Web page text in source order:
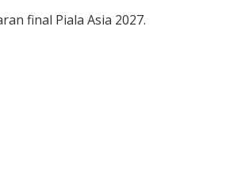
final Piala Asia 2027.